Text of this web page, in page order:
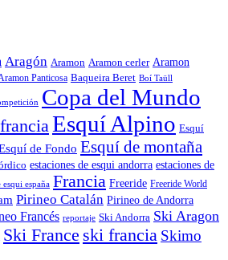
Aragón Aramon Aramon cerler Aramon
Panticosa Baqueira Beret Boí Taüll
Copa del Mundo
Esquí Alpino Esquí
de Fondo Esquí de montaña
estaciones de esqui andorra estaciones de
esqui españa Francia Freeride Freeride World
Pirineo Catalán Pirineo de Andorra
Francés reportaje Ski Andorra Ski Aragon
Ski France ski francia Skimo